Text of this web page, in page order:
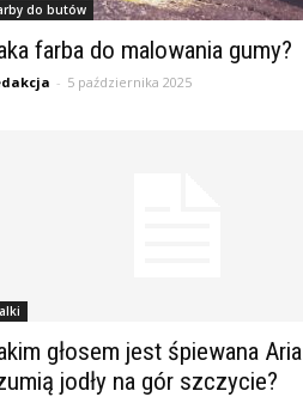
do butów
farba do malowania gumy?
- 5 października 2025
głosem jest śpiewana Aria
jodły na gór szczycie?